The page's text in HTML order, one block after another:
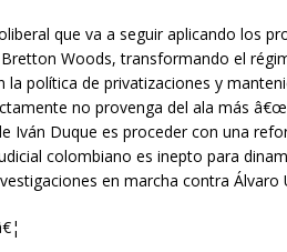
que va a seguir aplicando los
Woods, transformando el
la política de privatizaciones y
no provenga del ala más
Iván Duque es proceder con una
colombiano es inepto para
en marcha contra Álvaro